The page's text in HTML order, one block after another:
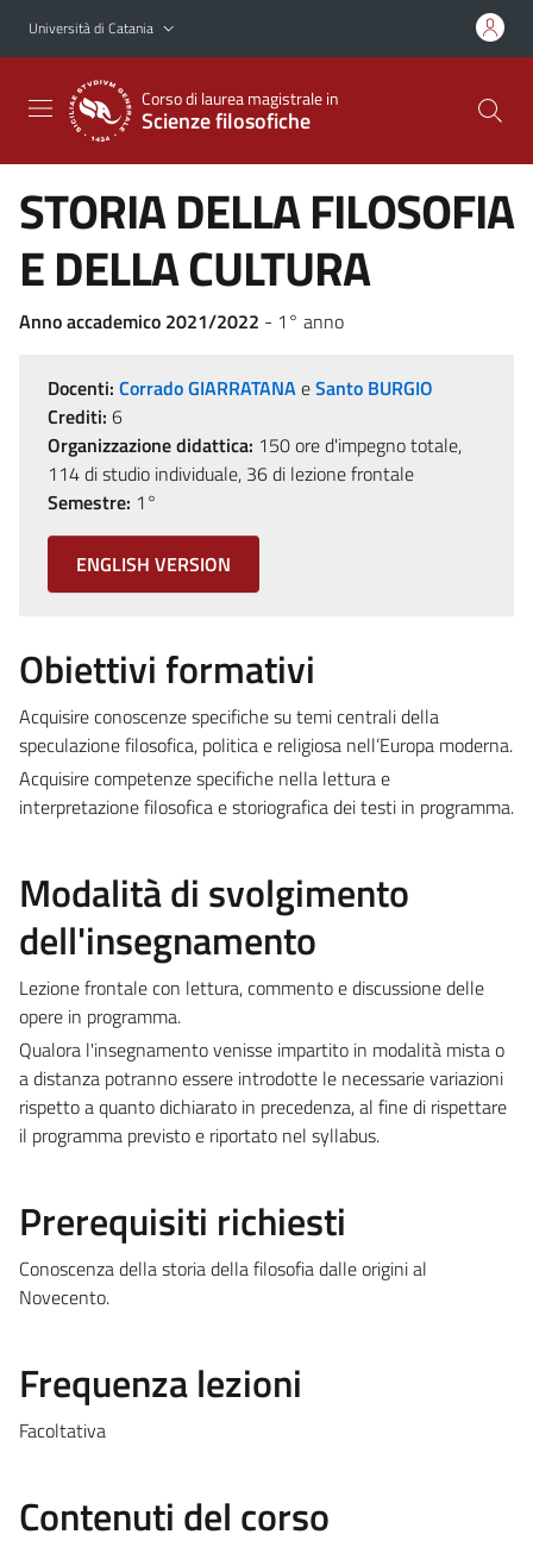
Vai al contenuto principale
Vai al menu di navigazione
Università di Catania
Corso di laurea magistrale in
Scienze filosofiche
STORIA DELLA FILOSOFIA
E DELLA CULTURA
Anno accademico 2021/2022 - 1° anno
Docenti: Corrado GIARRATANAeSanto BURGIO
Crediti: 6
Organizzazione didattica: 150 ore d'impegno totale,
114 di studio individuale, 36 di lezione frontale
Semestre: 1°
ENGLISH VERSION
Obiettivi formativi
Acquisire conoscenze specifiche su temi centrali della
speculazione filosofica, politica e religiosa nell’Europa moderna.
Acquisire competenze specifiche nella lettura e
interpretazione filosofica e storiografica dei testi in programma.
Modalità di svolgimento
dell'insegnamento
Lezione frontale con lettura, commento e discussione delle
opere in programma.
Qualora l'insegnamento venisse impartito in modalità mista o
a distanza potranno essere introdotte le necessarie variazioni
rispetto a quanto dichiarato in precedenza, al fine di rispettare
il programma previsto e riportato nel syllabus.
Prerequisiti richiesti
Conoscenza della storia della filosofia dalle origini al
Novecento.
Frequenza lezioni
Facoltativa
Contenuti del corso